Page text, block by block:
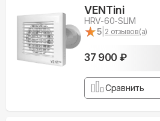
VENTini
HRV-60-SLIM
★
★5 2 отзывов(а)
37 900 ₽
Сравнить